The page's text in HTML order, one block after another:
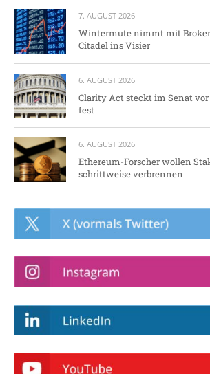
7. AUGUST 2026
Wintermute nimmt mit
Citadel ins Visier
6. AUGUST 2026
Clarity Act steckt im Senat
fest
6. AUGUST 2026
Ethereum-Forscher wollen
schrittweise verbrennen